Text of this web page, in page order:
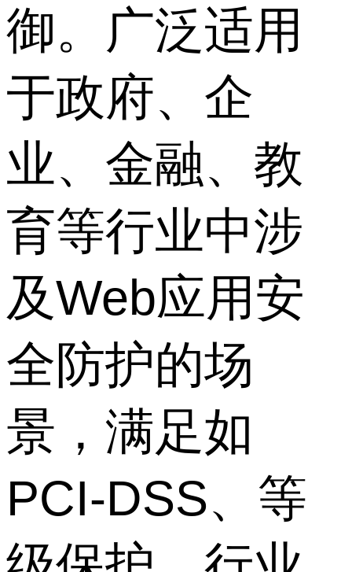
御。广泛适用
于政府、企
业、金融、教
育等行业中涉
及Web应用安
全防护的场
景，满足如
PCI-DSS、等